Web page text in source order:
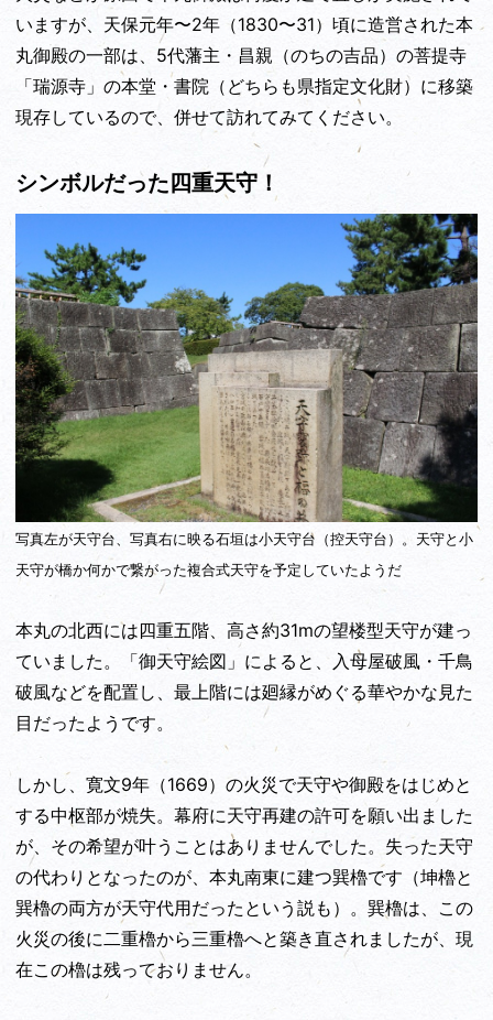
いますが、天保元年〜2年（1830〜31）頃に造営された本
丸御殿の一部は、5代藩主・昌親（のちの吉品）の菩提寺
「瑞源寺」の本堂・書院（どちらも県指定文化財）に移築
現存しているので、併せて訪れてみてください。
シンボルだった四重天守！
写真左が天守台、写真右に映る石垣は小天守台（控天守台）。天守と小
天守が橋か何かで繋がった複合式天守を予定していたようだ
本丸の北西には四重五階、高さ約31mの望楼型天守が建っ
ていました。「御天守絵図」によると、入母屋破風・千鳥
破風などを配置し、最上階には廻縁がめぐる華やかな見た
目だったようです。
しかし、寛文9年（1669）の火災で天守や御殿をはじめと
する中枢部が焼失。幕府に天守再建の許可を願い出ました
が、その希望が叶うことはありませんでした。失った天守
の代わりとなったのが、本丸南東に建つ巽櫓です（坤櫓と
巽櫓の両方が天守代用だったという説も）。巽櫓は、この
火災の後に二重櫓から三重櫓へと築き直されましたが、現
在この櫓は残っておりません。